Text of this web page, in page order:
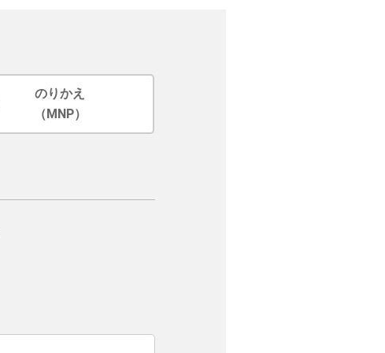
のりかえ
（MNP）